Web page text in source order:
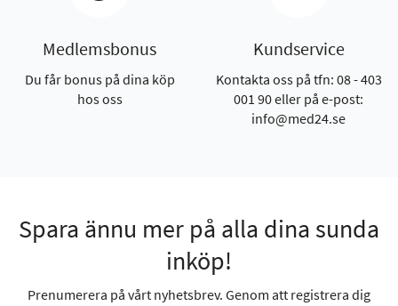
Medlemsbonus
Du får bonus på dina köp
hos oss
Kundservice
Kontakta oss på tfn: 08 - 403
001 90 eller på e-post:
info@med24.se
Spara ännu mer på alla dina sunda
inköp!
Prenumerera på vårt nyhetsbrev. Genom att registrera dig